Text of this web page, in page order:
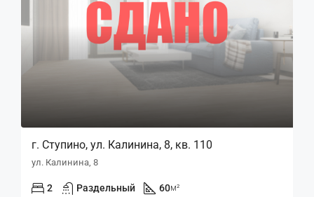
г. Ступино, ул. Калинина, 8, кв. 110
ул. Калинина, 8
2 Раздельный 60м²